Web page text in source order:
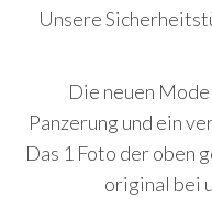
Unsere
Die neuen
Panzerung und ein
Das 1 Foto der oben
original bei